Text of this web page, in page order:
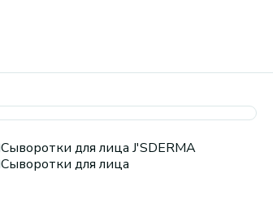
Сыворотки для лица J'SDERMA
Сыворотки для лица